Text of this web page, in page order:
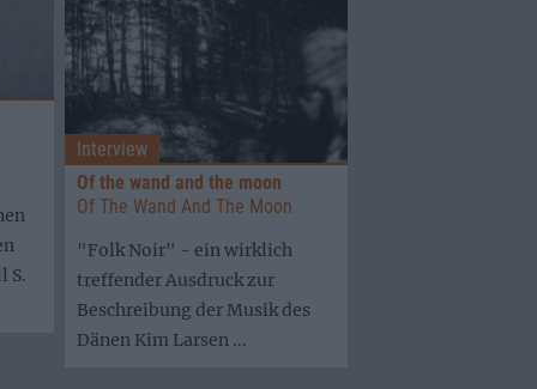
S.
Interview
Of the wand and the moon
Of The Wand And The Moon
"Folk Noir" - ein wirklich
treffender Ausdruck zur
Beschreibung der Musik des
Dänen Kim Larsen ...